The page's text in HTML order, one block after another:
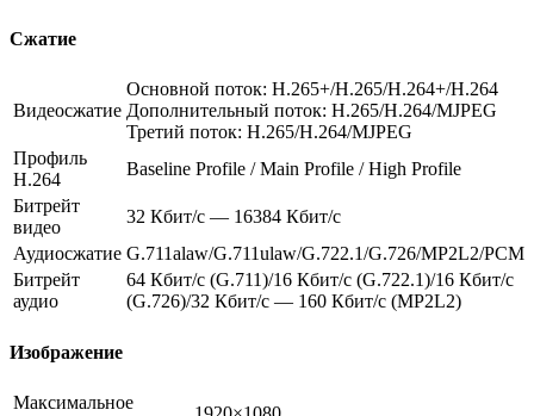
Сжатие
Видеосжатие
Основной поток: H.265+/H.265/H.264+/H.264
Дополнительный поток: H.265/H.264/MJPEG
Третий поток: H.265/H.264/MJPEG
Профиль
H.264
Baseline Profile / Main Profile / High Profile
Битрейт
видео
32 Кбит/с — 16384 Кбит/с
Аудиосжатие G.711alaw/G.711ulaw/G.722.1/G.726/MP2L2/PCM
Битрейт
аудио
64 Кбит/с (G.711)/16 Кбит/с (G.722.1)/16 Кбит/с
(G.726)/32 Кбит/с — 160 Кбит/с (MP2L2)
Изображение
Максимальное